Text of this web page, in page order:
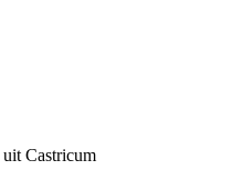
Castricum